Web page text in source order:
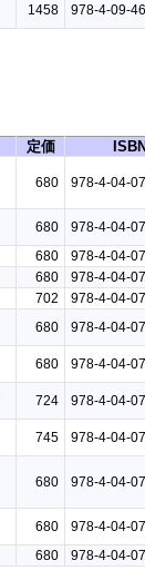
1458 978-4-09-
定価 ISBN
680 978-4-04-
680
978-4-04-
680
978-4-04-
680
978-4-04-
702
978-4-04-
680 978-4-04-
680 978-4-04-
724 978-4-04-
745 978-4-04-
680 978-4-04-
680
978-4-04-
680 978-4-04-